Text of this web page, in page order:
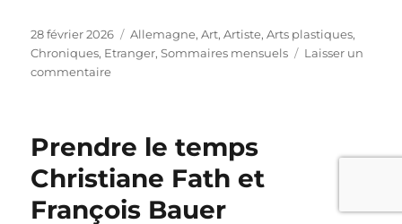
Publié
le
28 février 2026 Catégories
Allemagne,Art,Artiste,Arts plastiques,
Chroniques, Etranger,Sommaires mensuels
Laisser un
commentairesur
de
février
2026
Prendre le temps
Christiane Fath et
François Bauer